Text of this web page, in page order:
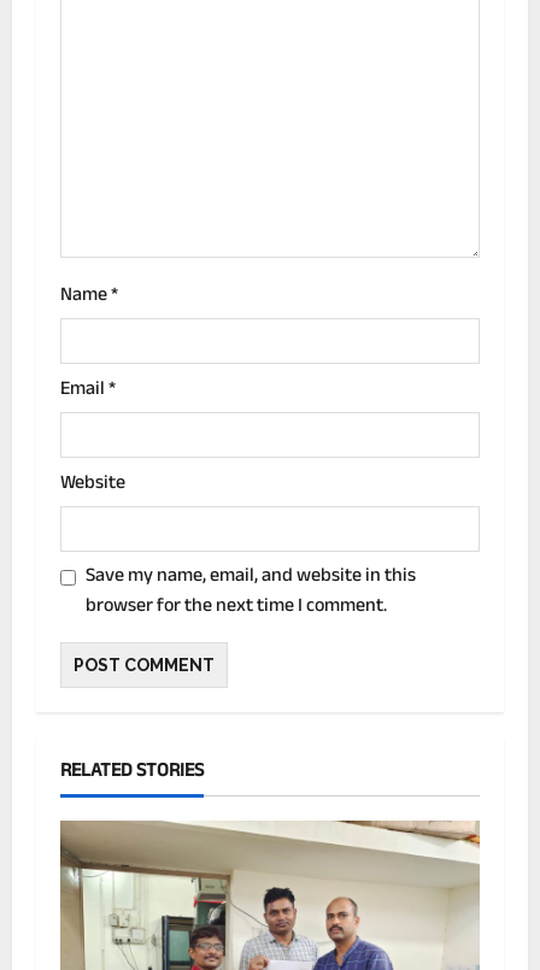
n
Name*
Email*
Website
Save my name, email, and website in this
browser for the next time I comment.
RELATED STORIES